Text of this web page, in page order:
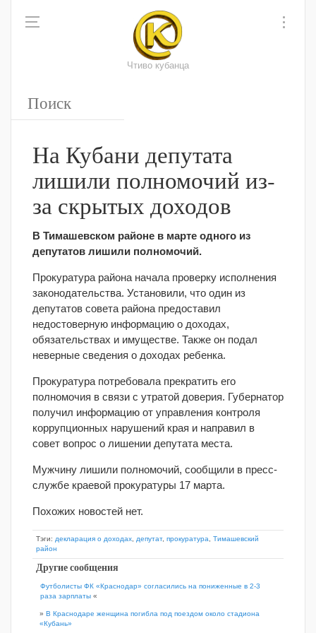
Чтиво кубанца
На Кубани депутата
лишили полномочий из-
за скрытых доходов
В Тимашевском районе в марте одного из
депутатов лишили полномочий.
Прокуратура района начала проверку исполнения
законодательства. Установили, что один из
депутатов совета района предоставил
недостоверную информацию о доходах,
обязательствах и имуществе. Также он подал
неверные сведения о доходах ребенка.
Прокуратура потребовала прекратить его
полномочия в связи с утратой доверия. Губернатор
получил информацию от управления контроля
коррупционных нарушений края и направил в
совет вопрос о лишении депутата места.
Мужчину лишили полномочий, сообщили в пресс-
службе краевой прокуратуры 17 марта.
Похожих новостей нет.
Тэги: декларация о доходах депутат, прокуратура
Тимашевский
район
Другие сообщения
Футболисты ФК «Краснодар» согласились на пониженные в 2-3
раза зарплаты «
» В Краснодаре женщина погибла под поездом около стадиона
«Кубань»